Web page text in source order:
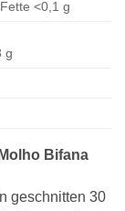
<0,1 g
g
Bifana
geschnitten 30